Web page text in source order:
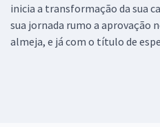
inicia a transformação da sua
sua jornada rumo a aprovação
almeja, e já com o título de